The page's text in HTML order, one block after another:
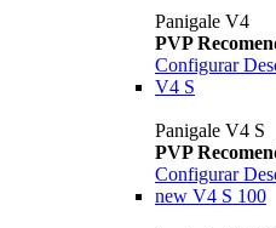
Panigale V4
PVP
Configurar
V4 S
Panigale V4 S
PVP
Configurar
new V4 S 100